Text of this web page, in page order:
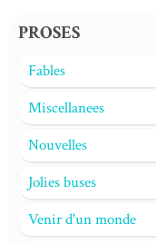
PROSES
Fables
Miscellanees
Nouvelles
Jolies buses
Venir d'un monde